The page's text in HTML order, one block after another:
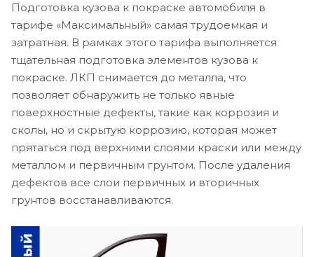
Подготовка кузова к покраске автомобиля в
тарифе «Максимальный» самая трудоемкая и
затратная. В рамках этого тарифа выполняется
тщательная подготовка элементов кузова к
покраске. ЛКП снимается до металла, что
позволяет обнаружить не только явные
поверхностные дефекты, такие как коррозия и
сколы, но и скрытую коррозию, которая может
прятаться под верхними слоями краски или между
металлом и первичным грунтом. После удаления
дефектов все слои первичных и вторичных
грунтов восстанавливаются.